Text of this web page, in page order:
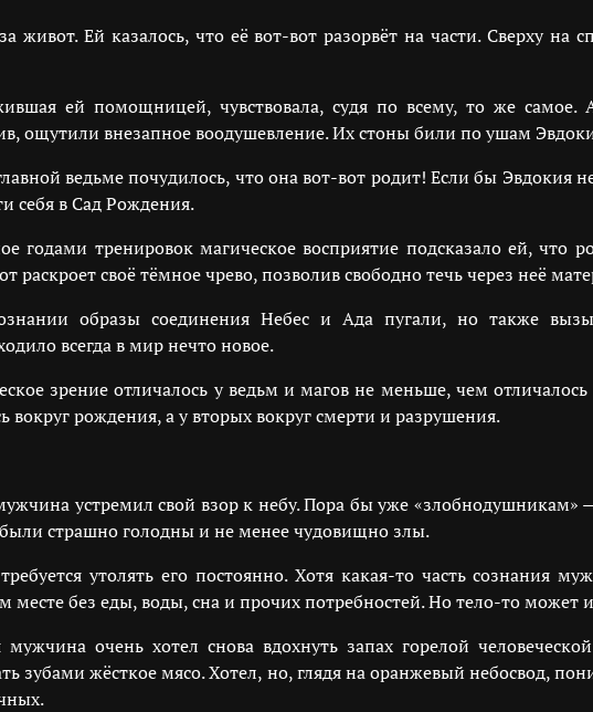
живот. Ей казалось, что её вот-вот разорвёт на части. Сверху
ей помощницей, чувствовала, судя по всему, то же
ощутили внезапное воодушевление. Их стоны били по ушам
ведьме почудилось, что она вот-вот родит! Если бы Эвдокия
себя в Сад Рождения.
годами тренировок магическое восприятие подсказало ей, что
раскроет своё тёмное чрево, позволив свободно течь через неё
образы соединения Небес и Ада пугали, но также
всегда в мир нечто новое.
зрение отличалось у ведьм и магов не меньше, чем
вокруг рождения, а у вторых вокруг смерти и разрушения.
устремил свой взор к небу. Пора бы уже «злобнодушникам»
были страшно голодны и не менее чудовищно злы.
утолять его постоянно. Хотя какая-то часть сознания
месте без еды, воды, сна и прочих потребностей. Но тело-то может и
очень хотел снова вдохнуть запах горелой
зубами жёсткое мясо. Хотел, но, глядя на оранжевый небосвод,